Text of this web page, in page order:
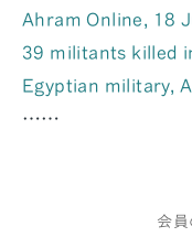
Ahram Online, 18
39 militants killed
Egyptian military,
……
会員